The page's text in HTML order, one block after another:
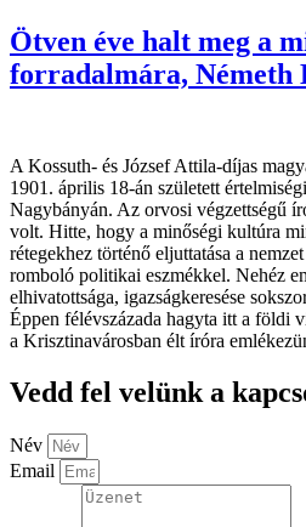
Ötven éve halt meg a
forradalmára, Németh
A Kossuth- és József Attila-díjas
1901. április 18-án született
Nagybányán. Az orvosi végzettségű
volt. Hitte, hogy a minőségi kultúra
rétegekhez történő eljuttatása a
romboló politikai eszmékkel. Nehéz
elhivatottsága, igazságkeresése
Éppen félévszázada hagyta itt a földi
a Krisztinavárosban élt íróra
Vedd fel velünk a
Név
Email